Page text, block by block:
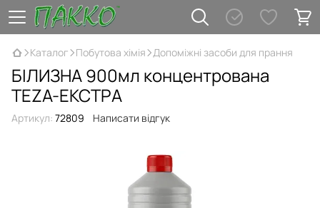
Каталог Побутова хімія Допоміжні засоби для прання
БІЛИЗНА 900мл концентрована
TEZA-ЕКСТРА
Артикул: 72809 Написати відгук